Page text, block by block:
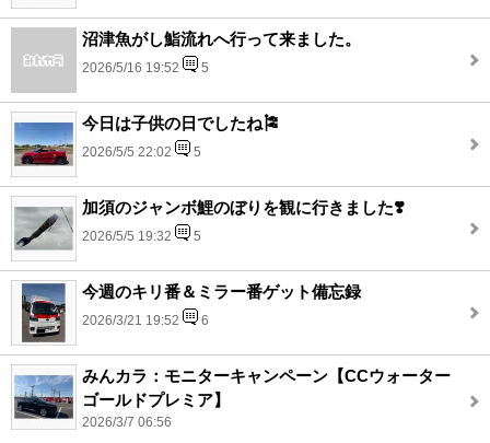
沼津魚がし鮨流れへ行って来ました。
2026/5/16 19:52 5
今日は子供の日でしたね🎏
2026/5/5 22:02 5
加須のジャンボ鯉のぼりを観に行きました❣️
2026/5/5 19:32 5
今週のキリ番＆ミラー番ゲット備忘録
2026/3/21 19:52 6
みんカラ：モニターキャンペーン【CCウォーター
ゴールドプレミア】
2026/3/7 06:56